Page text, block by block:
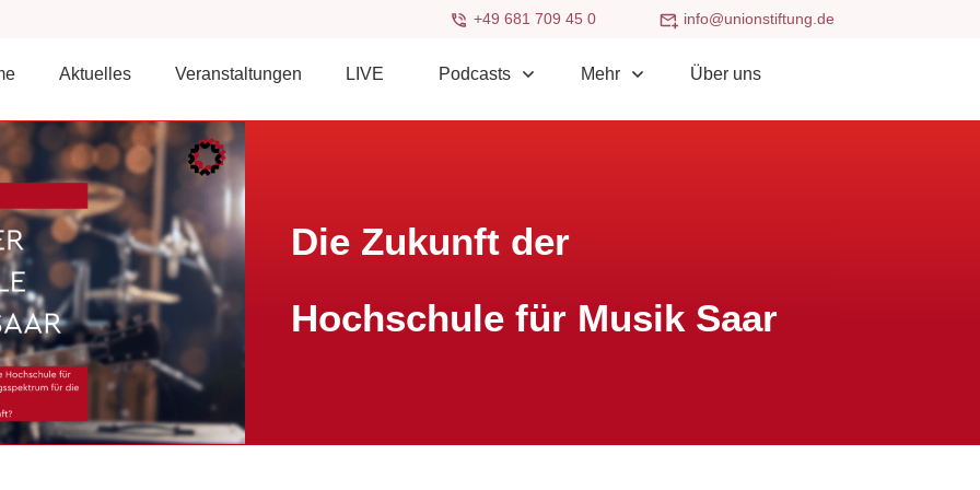
+49 681 709 45 0 info@unionstiftung.de
Aktuelles Veranstaltungen LIVE Podcasts Mehr Über uns
Die Zukunft der
Hochschule für Musik Saar